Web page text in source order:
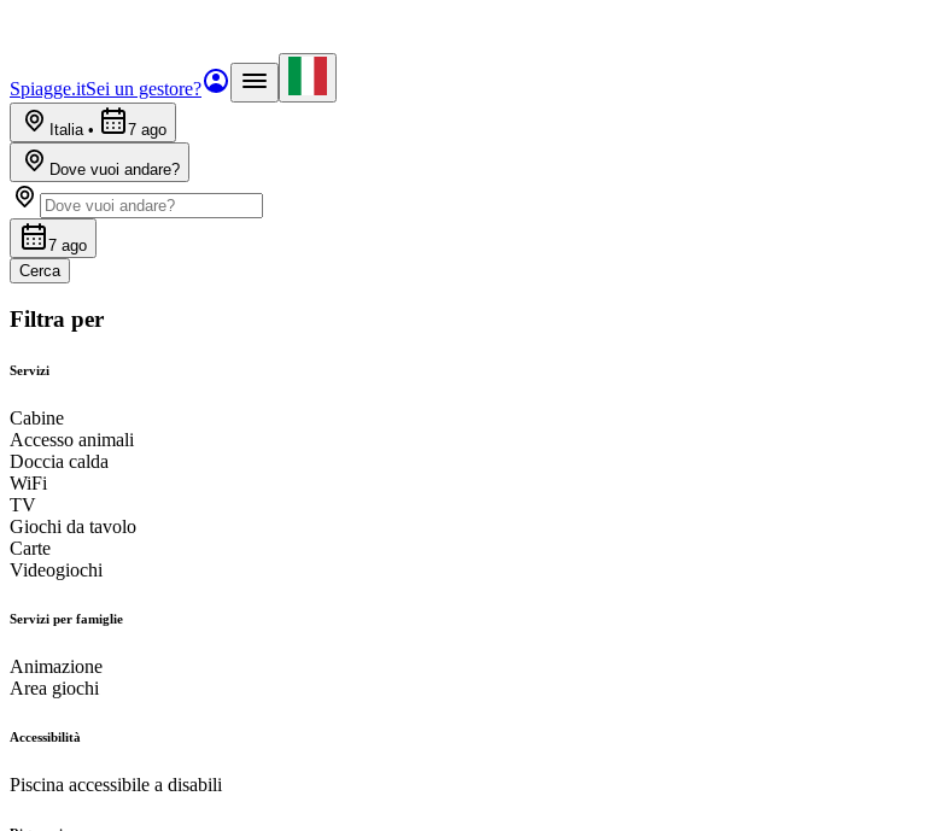
Spiagge.itSei un gestore?
Italia• 7 ago
Dove vuoi andare?
7 ago
Cerca
Filtra per
Servizi
Cabine
Accesso animali
Doccia calda
WiFi
TV
Giochi da tavolo
Carte
Videogiochi
Servizi per famiglie
Animazione
Area giochi
Accessibilità
Piscina accessibile a disabili